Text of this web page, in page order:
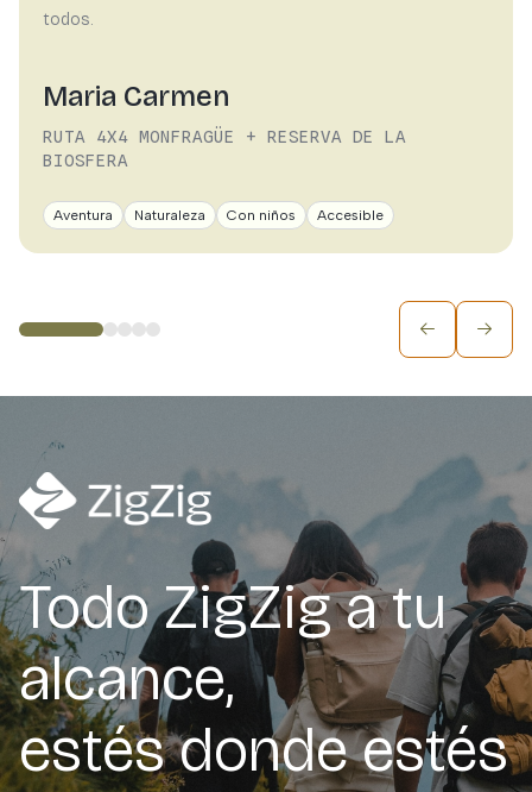
todos.
Maria Carmen
RUTA 4X4 MONFRAGÜE + RESERVA DE LA
BIOSFERA
Aventura Naturaleza Con niños Accesible
Todo ZigZig a tu
alcance,
estés donde estés